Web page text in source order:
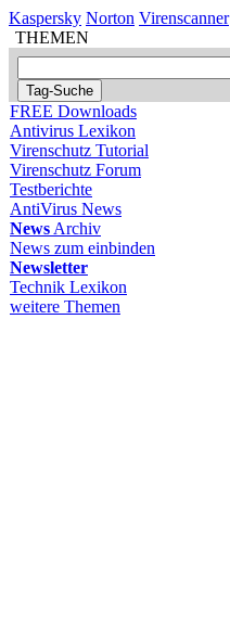
Kaspersky Norton Virenscanner
THEMEN
FREE Downloads
Antivirus Lexikon
Virenschutz Tutorial
Virenschutz Forum
Testberichte
AntiVirus News
News Archiv
News zum einbinden
Newsletter
Technik Lexikon
weitere Themen